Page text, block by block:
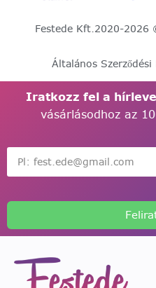
Festede Kft.2020-2026
Általános
Iratkozz fel a
vásárlásodhoz az